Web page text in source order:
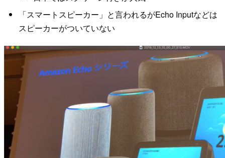
「スマートスピーカー」と言われるがEcho Inputなどは
スピーカーがついていない